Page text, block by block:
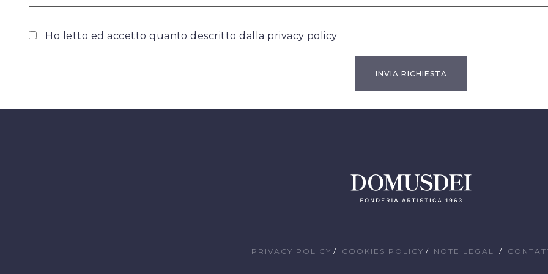
Ho letto ed accetto quanto descritto dalla privacy policy
PRIVACY POLICY COOKIES POLICY NOTE LEGALI